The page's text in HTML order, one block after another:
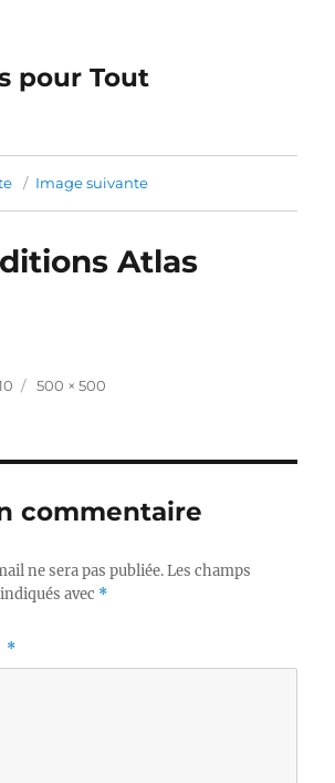
pour Tout
Image suivante
Atlas
Taille
500 × 500
commentaire
ne sera pas publiée. Les champs
avec *
*